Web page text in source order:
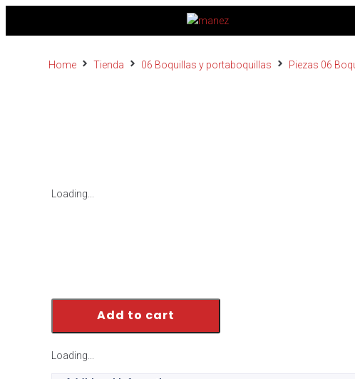
Home Tienda 06 Boquillas y portaboquillas Piezas 06
Loading...
Add to cart
Loading...